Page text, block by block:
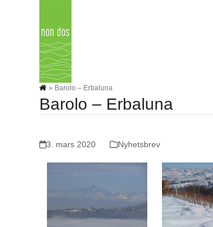
» Barolo – Erbaluna
Barolo – Erbaluna
3. mars 2020 Nyhetsbrev